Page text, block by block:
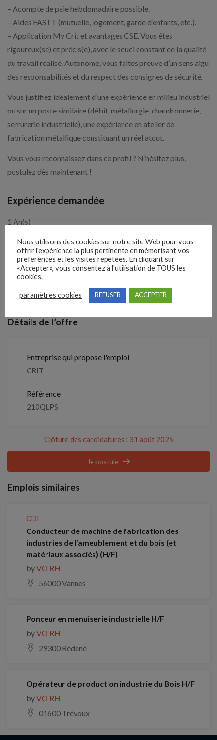
– Acompte de paie hebdomadaire possible.
– Aides FASTT (mutuelle, logement, garde d’enfants, etc.).
– Application My Crit et avantages CSE. Vous êtes
rigoureux(se) et précis(e), avec le souci constant de la qualité
du travail réalisé. Autonome, vous faites preuve d’un sens aigu
des responsabilités et du respect des consignes de sécurité.
Vous justifiez idéalement d’une expérience en milieu industriel
ou sur un poste similaire (débit, métallurgie, chaudronnerie,
serrurerie industrielle), une expérience en atelier de
fabrication métallique constituant un réel atout.
Vous vous reconnaissez dans ce profil ? N’hésitez plus,
postulez dès maintenant !
Expérience demandée
1 An(s)
Il y a1 mois
Clôture des candidatures : 31 août
2026
Je postule
Détails de l’offre
Entreprise qui propose l'emploi
CRIT
Référence
210QLPS
Clôture des candidatures : 31 août 2026
Je postule
Emplois similaires
CDI
Conducteur de machine de fabrication des
industries de l’ameublement et du bois (et
matériaux associés) (H/F)
byVO RH
56000 Vannes
Ponceur en menuiserie industrielle H/F
byVO RH
29300 Rédené
Opérateur de production industrie du Bois H/F
byVO RH
01600 Trévoux
Nous utilisons des cookies sur notre site Web pour vous
offrir l'expérience la plus pertinente en mémorisant vos
préférences et les visites répétées. En cliquant sur
«Accepter», vous consentez à l'utilisation de TOUS les
cookies.
paramètres cookies REFUSER ACCEPTER